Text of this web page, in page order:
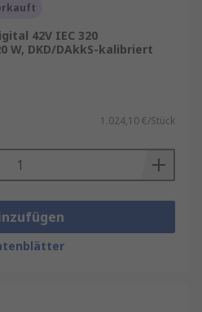
42V IEC 320
W, DKD/DAkkS-kalibriert
1.024,10 €/Stück